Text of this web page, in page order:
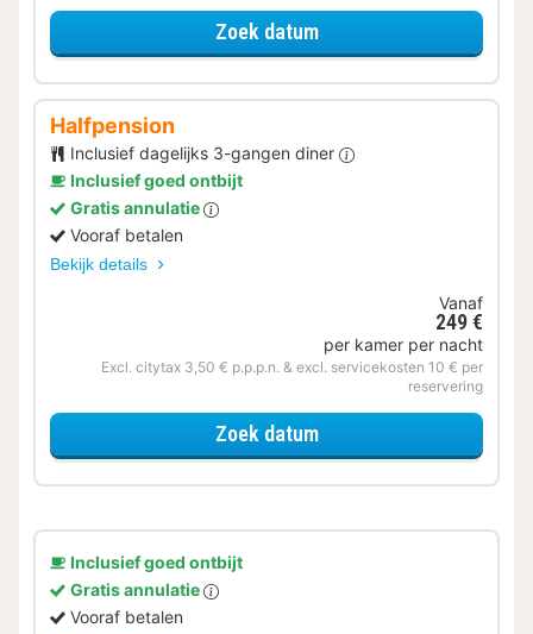
Zoek datumvoor Later Uitchecken
Halfpension
Inclusief dagelijks 3-gangen diner
Inclusief goed ontbijt
Gratis annulatie
Vooraf betalen
Bekijk details
Vanaf
249 €
per kamer per nacht
Excl. citytax 3,50 € p.p.p.n. & excl. servicekosten 10 € per
reservering
Zoek datumvoor Halfpension
Inclusief goed ontbijt
Gratis annulatie
Vooraf betalen